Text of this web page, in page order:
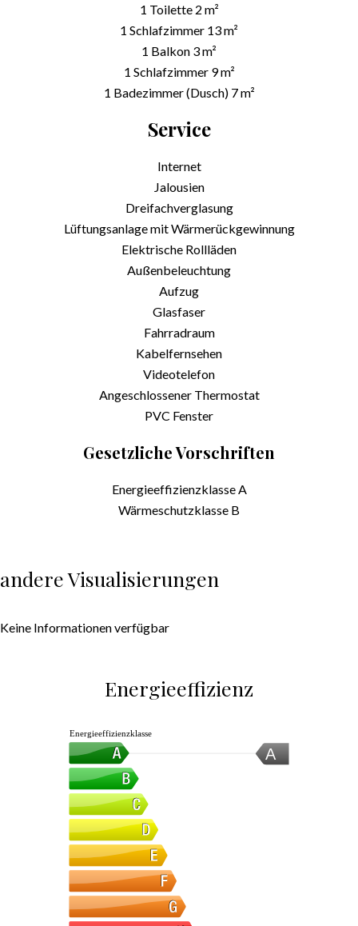
1 Toilette 2 m²
1 Schlafzimmer 13 m²
1 Balkon 3 m²
1 Schlafzimmer 9 m²
1 Badezimmer (Dusch) 7 m²
Service
Internet
Jalousien
Dreifachverglasung
Lüftungsanlage mit Wärmerückgewinnung
Elektrische Rollläden
Außenbeleuchtung
Aufzug
Glasfaser
Fahrradraum
Kabelfernsehen
Videotelefon
Angeschlossener Thermostat
PVC Fenster
Gesetzliche Vorschriften
EnergieeffizienzklasseA
Wärmeschutzklasse B
andere Visualisierungen
Keine Informationen verfügbar
Energieeffizienz
A
Energieeffizienzklasse